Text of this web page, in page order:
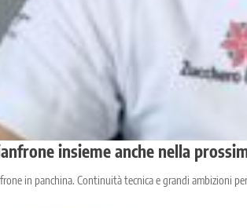
insieme anche nella
in panchina. Continuità tecnica e grandi ambizioni